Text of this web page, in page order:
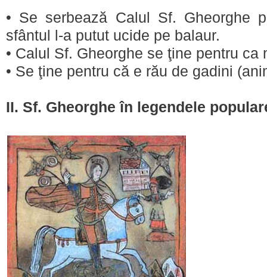
• Se serbează Calul Sf. Gheorghe
sfântul l-a putut ucide pe balaur.
• Calul Sf. Gheorghe se ţine pentru ca
• Se ţine pentru că e rău de gadini
II. Sf. Gheorghe în legendele